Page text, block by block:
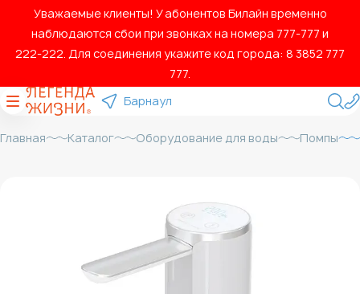
Уважаемые клиенты! У абонентов Билайн временно
наблюдаются сбои при звонках на номера 777‑777 и
222‑222. Для соединения укажите код города: 8 3852 777
777.
Барнаул
Главная Каталог Оборудование для воды Помпы